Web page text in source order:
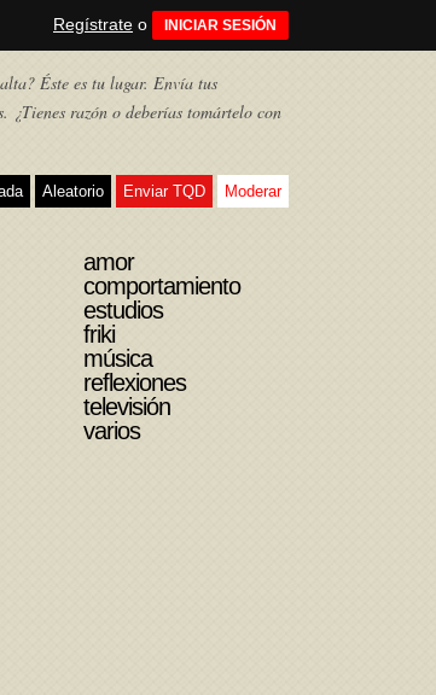
Regístrate o INICIAR SESIÓN
Éste es tu lugar. Envía tus
¿Tienes razón o deberías tomártelo con
Aleatorio Enviar TQD Moderar
amor
comportamiento
estudios
friki
música
reflexiones
televisión
varios